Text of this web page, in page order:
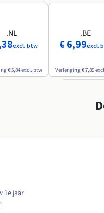
.NL
excl. btw
€ 5,84excl. btw
.BE
€ 6,99excl.
Verlenging € 7,89
1e jaar